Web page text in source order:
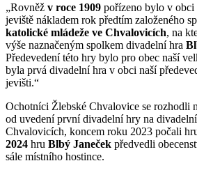
„Rovněž v roce 1909 pořízeno bylo v
jeviště nákladem rok předtím založeného
katolické mládeže ve Chvalovicích, na
výše naznačeným spolkem divadelní hra
Předevedení této hry bylo pro obec naší
byla prvá divadelní hra v obci naší
jevišti.“
Ochotníci Žlebské Chvalovice se rozhodli
od uvedení první divadelní hry na
Chvalovicích, koncem roku 2023 počali
2024 hru Blbý Janeček předvedli
sále místního hostince.